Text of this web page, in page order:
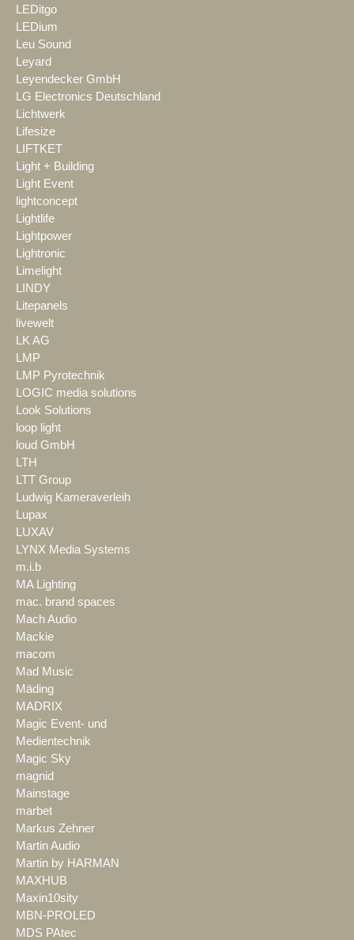
LEDitgo
LEDium
Leu Sound
Leyard
Leyendecker GmbH
LG Electronics Deutschland
Lichtwerk
Lifesize
LIFTKET
Light + Building
Light Event
lightconcept
Lightlife
Lightpower
Lightronic
Limelight
LINDY
Litepanels
livewelt
LK AG
LMP
LMP Pyrotechnik
LOGIC media solutions
Look Solutions
loop light
loud GmbH
LTH
LTT Group
Ludwig Kameraverleih
Lupax
LUXAV
LYNX Media Systems
m.i.b
MA Lighting
mac. brand spaces
Mach Audio
Mackie
macom
Mad Music
Mäding
MADRIX
Magic Event- und
Medientechnik
Magic Sky
magnid
Mainstage
marbet
Markus Zehner
Martin Audio
Martin by HARMAN
MAXHUB
Maxin10sity
MBN-PROLED
MDS PAtec